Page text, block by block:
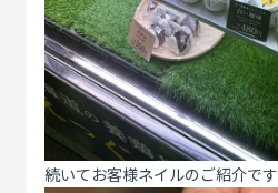
続いてお客様ネイルのご紹介です